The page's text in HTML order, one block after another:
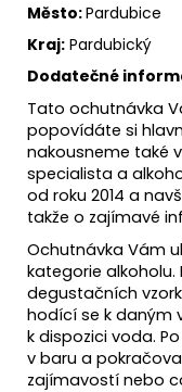
Město:Pardubice
Kraj: Pardubický
Dodatečné
Tato ochutnávka
popovídáte si
nakousneme také
specialista a
od roku 2014 a
takže o zajímavé
Ochutnávka Vám
kategorie
degustačních
hodící se k daným
k dispozici voda.
v baru a
zajímavostí nebo